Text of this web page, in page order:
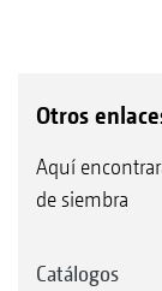
Otros
Aquí
de siembra
Catálogos